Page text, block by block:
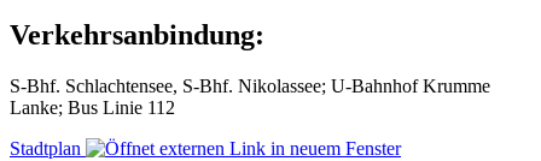
Verkehrsanbindung:
S-Bhf. Schlachtensee, S-Bhf. Nikolassee; U-Bahnhof Krumme
Lanke; Bus Linie 112
Stadtplan